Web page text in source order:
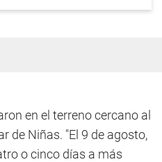
en el terreno cercano al
de Niñas. "El 9 de agosto,
o cinco días a más